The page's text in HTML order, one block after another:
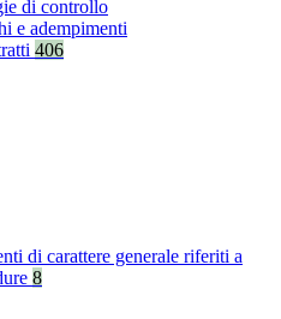
di controllo
e adempimenti
406
di carattere generale riferiti a
8